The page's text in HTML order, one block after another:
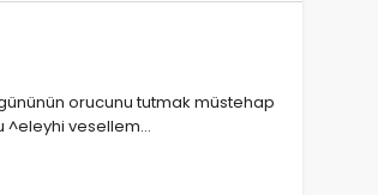
orucunu tutmak müstehap
^eleyhi vesellem…